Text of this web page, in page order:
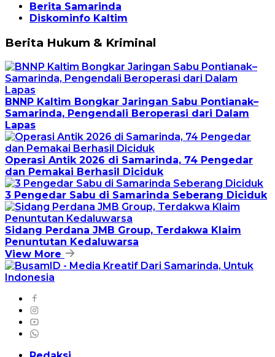
Berita Samarinda
Diskominfo Kaltim
Berita Hukum & Kriminal
BNNP Kaltim Bongkar Jaringan Sabu Pontianak–
Samarinda, Pengendali Beroperasi dari Dalam
Lapas
Operasi Antik 2026 di Samarinda, 74 Pengedar
dan Pemakai Berhasil Diciduk
3 Pengedar Sabu di Samarinda Seberang Diciduk
Sidang Perdana JMB Group, Terdakwa Klaim
Penuntutan Kedaluwarsa
View More